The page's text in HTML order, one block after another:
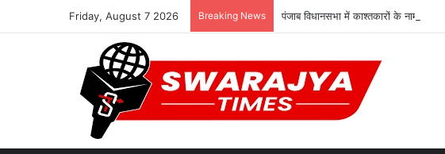
Friday, August 7 2026 Breaking News पंजाब विधानसभा में काश्तकारों के नाम पर